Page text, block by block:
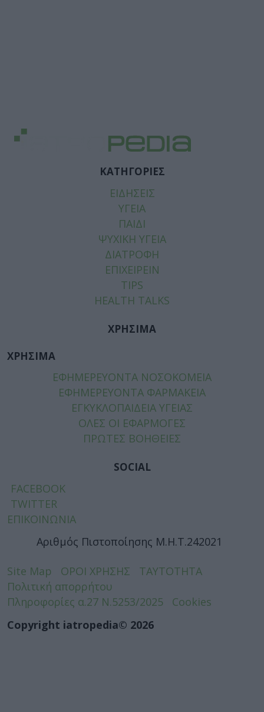
ΚΑΤΗΓΟΡΙΕΣ
ΕΙΔΗΣΕΙΣ
ΥΓΕΙΑ
ΠΑΙΔΙ
ΨΥΧΙΚΗ ΥΓΕΙΑ
ΔΙΑΤΡΟΦΗ
ΕΠΙΧΕΙΡΕΙΝ
TIPS
HEALTH TALKS
ΧΡΗΣΙΜΑ
ΧΡΗΣΙΜΑ
ΕΦΗΜΕΡΕΥΟΝΤΑ ΝΟΣΟΚΟΜΕΙΑ
ΕΦΗΜΕΡΕΥΟΝΤΑ ΦΑΡΜΑΚΕΙΑ
ΕΓΚΥΚΛΟΠΑΙΔΕΙΑ ΥΓΕΙΑΣ
ΟΛΕΣ ΟΙ ΕΦΑΡΜΟΓΕΣ
ΠΡΩΤΕΣ ΒΟΗΘΕΙΕΣ
SOCIAL
FACEBOOK
TWITTER
ΕΠΙΚΟΙΝΩΝΙΑ
Αριθμός Πιστοποίησης Μ.Η.Τ.242021
Site Map ΟΡΟΙ ΧΡΗΣΗΣ
ΤΑΥΤΟΤΗΤΑ
Πολιτική απορρήτου
Πληροφορίες α.27 Ν.5253/2025
Cookies
Copyright iatropedia© 2026